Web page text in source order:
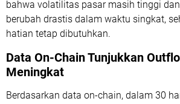
bahwa volatilitas pasar masih tinggi
berubah drastis dalam waktu singkat,
hatian tetap dibutuhkan.
Data On-Chain Tunjukkan
Meningkat
Berdasarkan data on-chain, dalam 30